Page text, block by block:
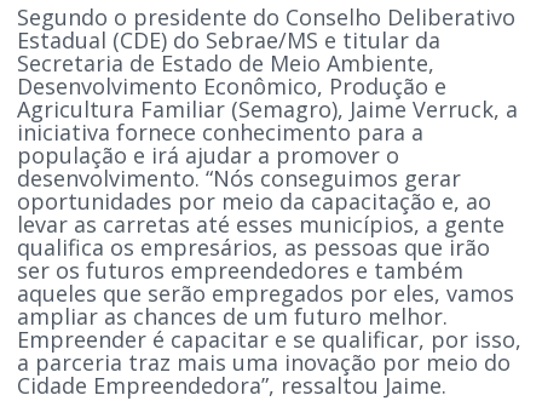
Segundo o presidente do Conselho Deliberativo
Estadual (CDE) do Sebrae/MS e titular da
Secretaria de Estado de Meio Ambiente,
Desenvolvimento Econômico, Produção e
Agricultura Familiar (Semagro), Jaime Verruck, a
iniciativa fornece conhecimento para a
população e irá ajudar a promover o
desenvolvimento. “Nós conseguimos gerar
oportunidades por meio da capacitação e, ao
levar as carretas até esses municípios, a gente
qualifica os empresários, as pessoas que irão
ser os futuros empreendedores e também
aqueles que serão empregados por eles, vamos
ampliar as chances de um futuro melhor.
Empreender é capacitar e se qualificar, por isso,
a parceria traz mais uma inovação por meio do
Cidade Empreendedora”, ressaltou Jaime.